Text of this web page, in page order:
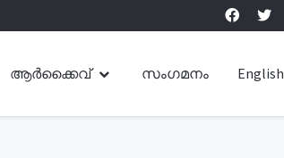
ആർക്കൈവ് സംഗമനം English